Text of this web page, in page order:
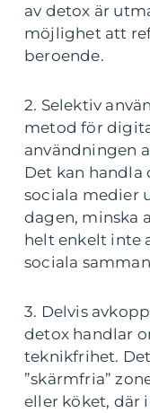
av detox är
möjlighet att
beroende.
2. Selektiv
metod för
användningen
Det kan handla
sociala medier
dagen, minska
helt enkelt inte
sociala
3. Delvis
detox handlar
teknikfrihet.
”skärmfria”
eller köket, där